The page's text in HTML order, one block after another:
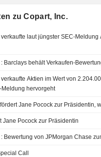
zu Copart, Inc.
laut jüngster SEC-Meldung
COPART, INC. : Barclays behält Verkaufen-
Aktien im Wert von
hervorgeht
Jane Pocock zur Präsidentin,
Jane Pocock zur Präsidentin
COPART, INC. : Bewertung von JPMorgan
Call